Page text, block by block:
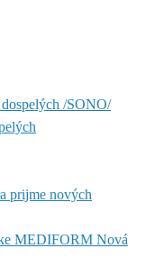
/SONO/
prijme nových
MEDIFORM Nová